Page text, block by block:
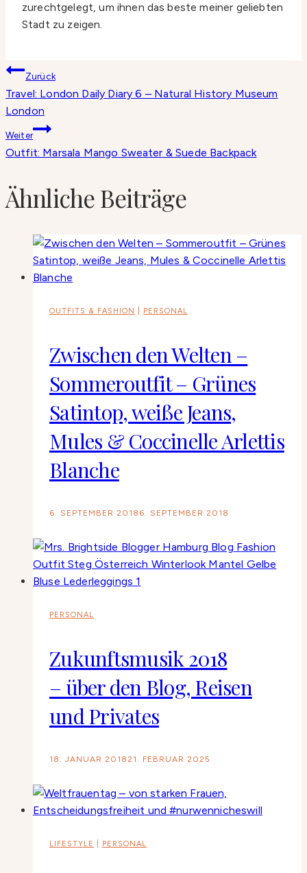
zurechtgelegt, um ihnen das beste meiner geliebten
Stadt zu zeigen.
Beitragsnavigation
Zurück
Travel: London Daily Diary 6 – Natural History Museum
London
Weiter
Outfit: Marsala Mango Sweater & Suede Backpack
Ähnliche Beiträge
OUTFITS & FASHION PERSONAL
Zwischen den Welten –
Sommeroutfit – Grünes
Satintop, weiße Jeans,
Mules & Coccinelle Arlettis
Blanche
6. SEPTEMBER 2018 6. SEPTEMBER 2018
PERSONAL
Zukunftsmusik 2018
– über den Blog, Reisen
und Privates
18. JANUAR 2018 21. FEBRUAR 2025
LIFESTYLE PERSONAL